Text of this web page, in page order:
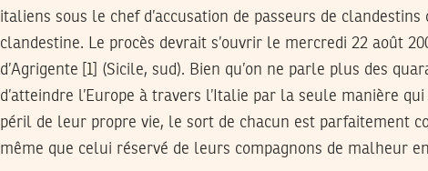
italiens sous le chef d’accusation de passeurs de
clandestine. Le procès devrait s’ouvrir le mercredi 22 août
d’Agrigente [
] (Sicile, sud). Bien qu’on ne parle plus des
d’atteindre l’Europe à travers l’Italie par la seule manière
péril de leur propre vie, le sort de chacun est parfaitement
même que celui réservé de leurs compagnons de malheur